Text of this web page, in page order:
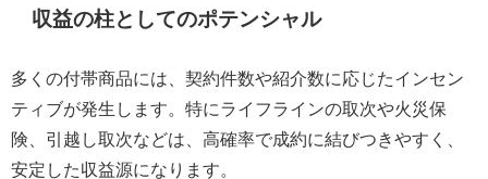
収益の柱としてのポテンシャル
多くの付帯商品には、契約件数や紹介数に応じたインセン
ティブが発生します。特にライフラインの取次や火災保
険、引越し取次などは、高確率で成約に結びつきやすく、
安定した収益源になります。